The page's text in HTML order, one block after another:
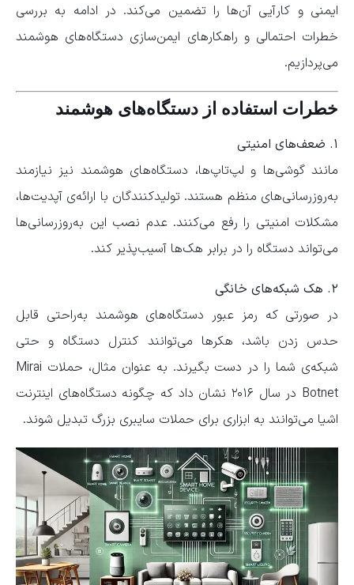
ایمنی و کارآیی آن‌ها را تضمین می‌کند. در ادامه به بررسی
خطرات احتمالی و راهکارهای ایمن‌سازی دستگاه‌های هوشمند
می‌پردازیم.
خطرات استفاده از دستگاه‌های هوشمند
۱. ضعف‌های امنیتی
مانند گوشی‌ها و لپ‌تاپ‌ها، دستگاه‌های هوشمند نیز نیازمند
به‌روزرسانی‌های منظم هستند. تولیدکنندگان با ارائه‌ی آپدیت‌ها،
مشکلات امنیتی را رفع می‌کنند. عدم نصب این به‌روزرسانی‌ها
می‌تواند دستگاه را در برابر هک‌ها آسیب‌پذیر کند.
۲. هک شبکه‌های خانگی
در صورتی که رمز عبور دستگاه‌های هوشمند به‌راحتی قابل
حدس زدن باشد، هکرها می‌توانند کنترل دستگاه و حتی
شبکه‌ی شما را در دست بگیرند. به عنوان مثال، حملات Mirai
Botnet در سال ۲۰۱۶ نشان داد که چگونه دستگاه‌های اینترنت
اشیا می‌توانند به ابزاری برای حملات سایبری بزرگ تبدیل شوند.